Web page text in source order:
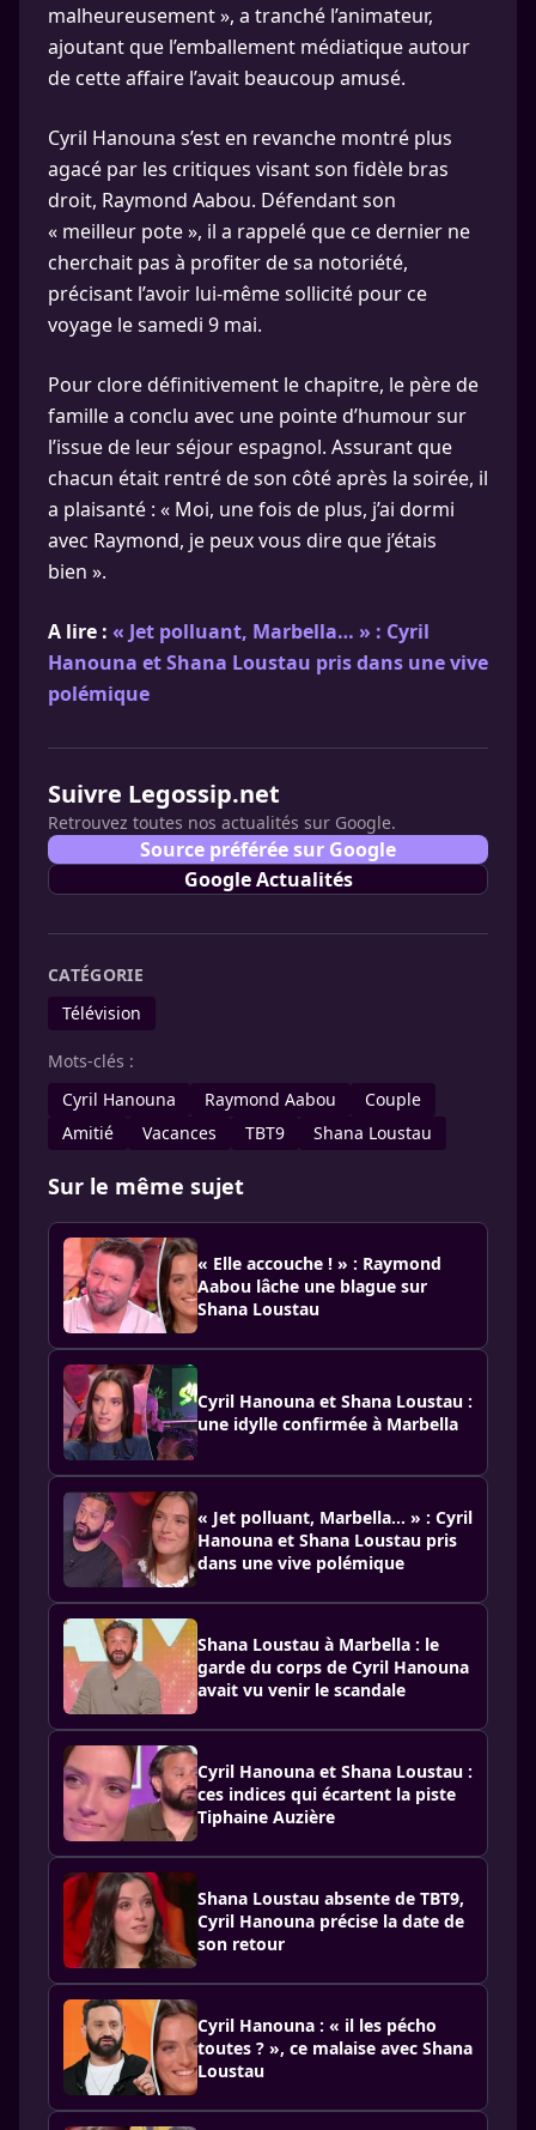
malheureusement », a tranché l’animateur,
ajoutant que l’emballement médiatique autour
de cette affaire l’avait beaucoup amusé.
Cyril Hanouna s’est en revanche montré plus
agacé par les critiques visant son fidèle bras
droit, Raymond Aabou. Défendant son
« meilleur pote », il a rappelé que ce dernier ne
cherchait pas à profiter de sa notoriété,
précisant l’avoir lui-même sollicité pour ce
voyage le samedi 9 mai.
Pour clore définitivement le chapitre, le père de
famille a conclu avec une pointe d’humour sur
l’issue de leur séjour espagnol. Assurant que
chacun était rentré de son côté après la soirée, il
a plaisanté : « Moi, une fois de plus, j’ai dormi
avec Raymond, je peux vous dire que j’étais
bien ».
A lire : « Jet polluant, Marbella… » : Cyril
Hanouna et Shana Loustau pris dans une vive
polémique
Suivre Legossip.net
Retrouvez toutes nos actualités sur Google.
Source préférée sur Google
Google Actualités
CATÉGORIE
Télévision
Mots-clés :
Cyril Hanouna
Raymond Aabou
Couple
Amitié
Vacances TBT9 Shana Loustau
Sur le même sujet
« Elle accouche ! » : Raymond
Aabou lâche une blague sur
Shana Loustau
Cyril Hanouna et Shana Loustau :
une idylle confirmée à Marbella
« Jet polluant, Marbella… » : Cyril
Hanouna et Shana Loustau pris
dans une vive polémique
Shana Loustau à Marbella : le
garde du corps de Cyril Hanouna
avait vu venir le scandale
Cyril Hanouna et Shana Loustau :
ces indices qui écartent la piste
Tiphaine Auzière
Shana Loustau absente de TBT9,
Cyril Hanouna précise la date de
son retour
Cyril Hanouna : « il les pécho
toutes ? », ce malaise avec Shana
Loustau